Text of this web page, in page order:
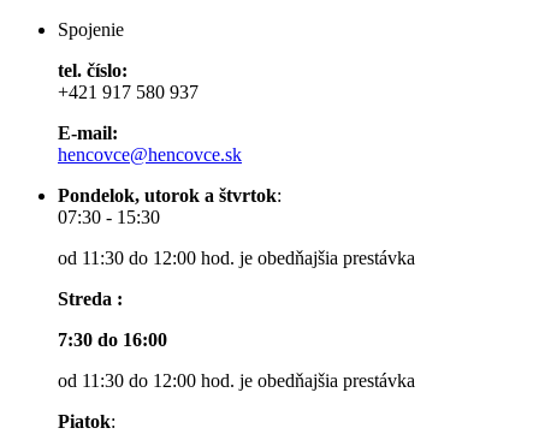
Spojenie
tel. číslo:
+421 917 580 937
E-mail:
hencovce@hencovce.sk
Pondelok, utorok a štvrtok:
07:30 - 15:30
od 11:30 do 12:00 hod. je obedňajšia prestávka
Streda :
7:30 do 16:00
od 11:30 do 12:00 hod. je obedňajšia prestávka
Piatok: